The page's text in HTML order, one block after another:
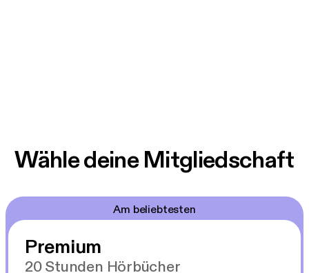
Wähle deine Mitgliedschaft
Am beliebtesten
Premium
20 Stunden Hörbücher